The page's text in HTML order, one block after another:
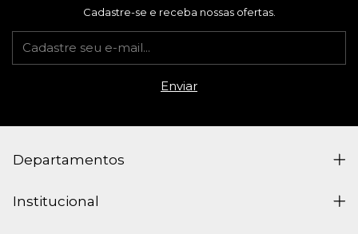
Cadastre-se e receba nossas ofertas.
Departamentos
Institucional